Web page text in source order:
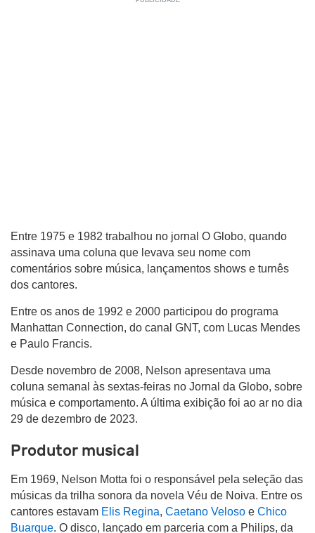
Entre 1975 e 1982 trabalhou no jornal O Globo, quando
assinava uma coluna que levava seu nome com
comentários sobre música, lançamentos shows e turnês
dos cantores.
Entre os anos de 1992 e 2000 participou do programa
Manhattan Connection, do canal GNT, com Lucas Mendes
e Paulo Francis.
Desde novembro de 2008, Nelson apresentava uma
coluna semanal às sextas-feiras no Jornal da Globo, sobre
música e comportamento. A última exibição foi ao ar no dia
29 de dezembro de 2023.
Produtor musical
Em 1969, Nelson Motta foi o responsável pela seleção das
músicas da trilha sonora da novela Véu de Noiva. Entre os
cantores estavam Elis Regina, Caetano Veloso e Chico
Buarque. O disco, lançado em parceria com a Philips, da